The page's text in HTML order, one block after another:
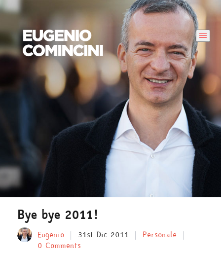
Bye bye 2011!
Eugenio 31st Dic 2011
Personale
0 Comments